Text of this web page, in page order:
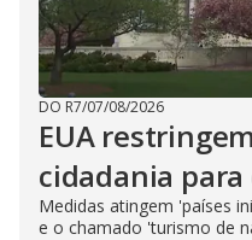
DO R7/07/08/2026
EUA
cidadania
Medidas atingem 'países
e o chamado 'turismo de